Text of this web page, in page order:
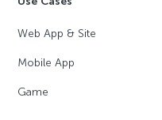
Web App & Site
Mobile App
Game